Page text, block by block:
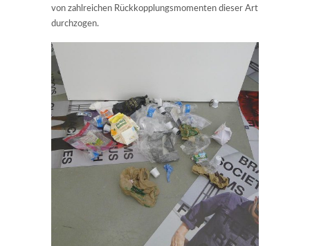
von zahlreichen Rückkopplungsmomenten dieser Art
durchzogen.